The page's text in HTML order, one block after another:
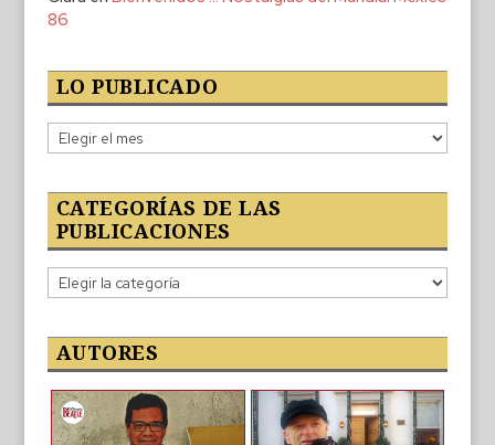
86
LO PUBLICADO
Lo
publicado
CATEGORÍAS DE LAS
PUBLICACIONES
Categorías
de
publicaciones
AUTORES